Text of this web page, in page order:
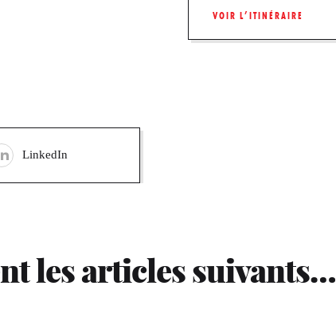
VOIR L’ITINÉRAIRE
LinkedIn
les articles suivants…